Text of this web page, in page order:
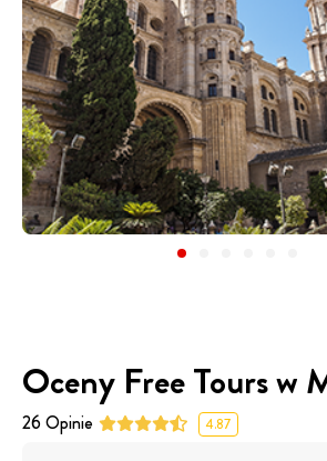
Oceny Free Tours w
26Opinie 4.87